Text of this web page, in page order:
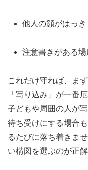
他人の顔がはっ
注意書きがある場
これだけ守れば、ま
「写り込み」が一番
子どもや周囲の人が
待ち受けにする場合
るたびに落ち着きま
い構図を選ぶのが正解